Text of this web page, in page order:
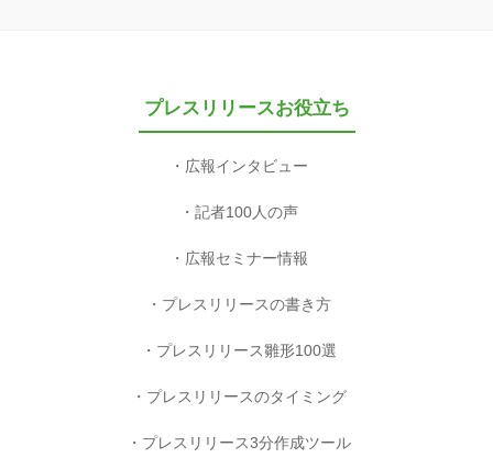
プレスリリースお役立ち
広報インタビュー
記者100人の声
広報セミナー情報
プレスリリースの書き方
プレスリリース雛形100選
プレスリリースのタイミング
プレスリリース3分作成ツール